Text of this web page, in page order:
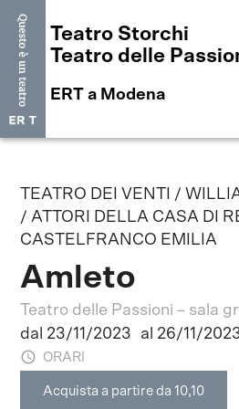
Teatro Storchi
Teatro delle
ERT a Modena
TEATRO DEI VENTI /
/ ATTORI DELLA CASA DI
CASTELFRANCO EMILIA
Amleto
Teatro delle Passioni – sala
dal 23/11/2023
al 26/11/
ORARI
Acquista a partire da 10,10